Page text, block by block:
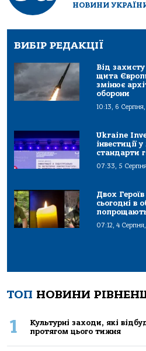
НОВИНИ
ВИБІР РЕДАКЦІЇ
Від
щита
змінює
оборони
10:13, 6
Ukraine
інвестиції
стандарти
07:33, 5
Двох
сьогодні в
07:12, 4
ТОП НОВИНИ
1
Культурні заходи, які
протягом цього тижня